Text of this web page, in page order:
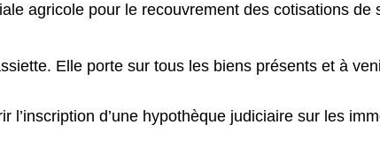
agricole pour le recouvrement des cotisations
Elle porte sur tous les biens présents et à
l’inscription d’une hypothèque judiciaire sur les